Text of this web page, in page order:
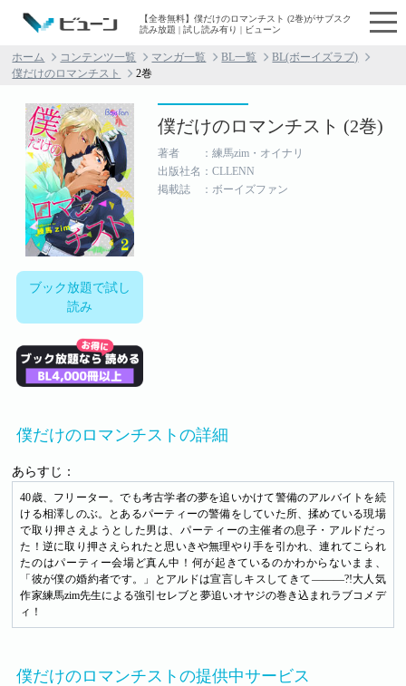
【全巻無料】僕だけのロマンチスト (2巻)がサブスク
読み放題 | 試し読み有り | ビューン
ホーム コンテンツ一覧 マンガ一覧 BL一覧
BL(ボーイズラブ)
僕だけのロマンチスト
2巻
ブック放題で試し
読み
僕だけのロマンチスト (2巻)
著者 ：練馬zim・オイナリ
出版社名：CLLENN
掲載誌 ：ボーイズファン
僕だけのロマンチストの詳細
あらすじ：
40歳、フリーター。でも考古学者の夢を追いかけて警備のアルバイトを続
ける相澤しのぶ。とあるパーティーの警備をしていた所、揉めている現場
で取り押さえようとした男は、パーティーの主催者の息子・アルドだっ
た！逆に取り押さえられたと思いきや無理やり手を引かれ、連れてこられ
たのはパーティー会場ど真ん中！何が起きているのかわからないまま、
「彼が僕の婚約者です。」とアルドは宣言しキスしてきて―――?!大人気
作家練馬zim先生による強引セレブと夢追いオヤジの巻き込まれラブコメデ
ィ！
僕だけのロマンチストの提供中サービス